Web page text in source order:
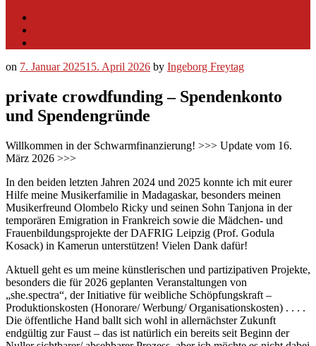
on 7. Januar 202515. April 2026 by Ingeborg Freytag
private crowdfunding – Spendenkonto
und Spendengründe
Willkommen in der Schwarmfinanzierung! >>> Update vom 16.
März 2026 >>>
In den beiden letzten Jahren 2024 und 2025 konnte ich mit eurer
Hilfe meine Musikerfamilie in Madagaskar, besonders meinen
Musikerfreund Olombelo Ricky und seinen Sohn Tanjona in der
temporären Emigration in Frankreich sowie die Mädchen- und
Frauenbildungsprojekte der DAFRIG Leipzig (Prof. Godula
Kosack) in Kamerun unterstützen! Vielen Dank dafür!
Aktuell geht es um meine künstlerischen und partizipativen Projekte,
besonders die für 2026 geplanten Veranstaltungen von
„she.spectra“, der Initiative für weibliche Schöpfungskraft –
Produktionskosten (Honorare/ Werbung/ Organisationskosten) . . . .
Die öffentliche Hand ballt sich wohl in allernächster Zukunft
endgültig zur Faust – das ist natürlich ein bereits seit Beginn der